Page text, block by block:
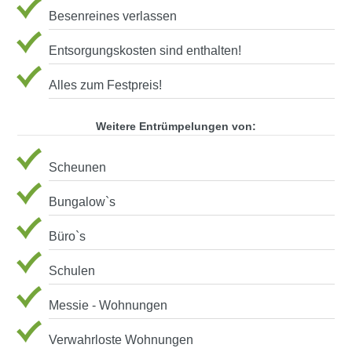
Besenreines verlassen
Entsorgungskosten sind enthalten!
Alles zum Festpreis!
Weitere Entrümpelungen von:
Scheunen
Bungalow`s
Büro`s
Schulen
Messie - Wohnungen
Verwahrloste Wohnungen